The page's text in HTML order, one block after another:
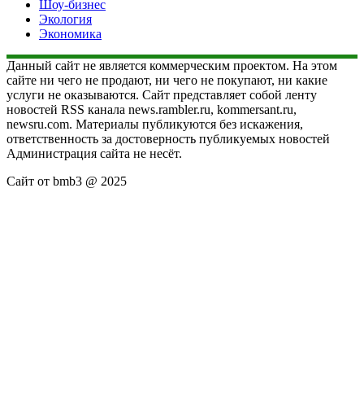
Шоу-бизнес
Экология
Экономика
Данный сайт не является коммерческим проектом. На этом
сайте ни чего не продают, ни чего не покупают, ни какие
услуги не оказываются. Сайт представляет собой ленту
новостей RSS канала news.rambler.ru, kommersant.ru,
newsru.com. Материалы публикуются без искажения,
ответственность за достоверность публикуемых новостей
Администрация сайта не несёт.
Сайт от bmb3 @ 2025